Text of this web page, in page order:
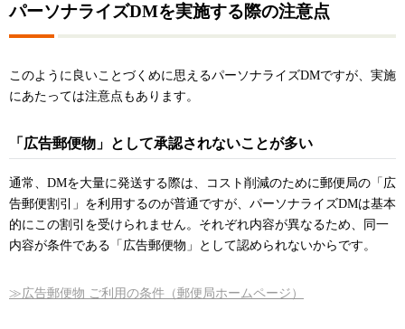
パーソナライズDMを実施する際の注意点
このように良いことづくめに思えるパーソナライズDMですが、実施
にあたっては注意点もあります。
「広告郵便物」として承認されないことが多い
通常、DMを大量に発送する際は、コスト削減のために郵便局の「広
告郵便割引」を利用するのが普通ですが、パーソナライズDMは基本
的にこの割引を受けられません。それぞれ内容が異なるため、同一
内容が条件である「広告郵便物」として認められないからです。
≫広告郵便物 ご利用の条件（郵便局ホームページ）